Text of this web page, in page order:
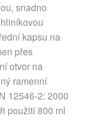
snadno
kapsu na
přes
otvor na
ramenní
12546-2: 2000
použití 800 ml